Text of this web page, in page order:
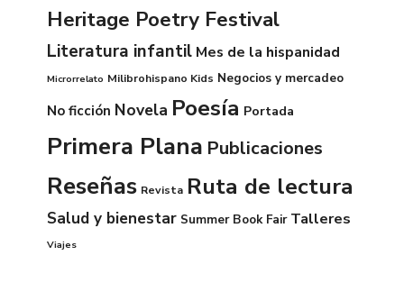
Heritage Poetry Festival
Literatura infantil Mes de la hispanidad
Microrrelato Milibrohispano Kids Negocios y mercadeo
No ficción Novela Poesía Portada
Primera Plana Publicaciones
Reseñas Revista Ruta de lectura
Salud y bienestar Summer Book Fair Talleres
Viajes